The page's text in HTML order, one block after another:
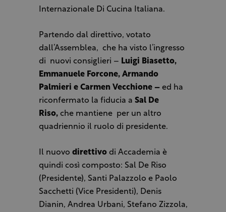
Internazionale Di Cucina Italiana.
Partendo dal direttivo, votato
dall’Assemblea, che ha visto l’ingresso
di nuovi consiglieri – Luigi Biasetto,
Emmanuele Forcone, Armando
Palmieri e Carmen Vecchione – ed ha
riconfermato la fiducia a Sal De
Riso,che mantiene per un altro
quadriennio il ruolo di presidente.
Il nuovo direttivodi Accademia è
quindi così composto: Sal De Riso
(Presidente), Santi Palazzolo e Paolo
Sacchetti (Vice Presidenti), Denis
Dianin, Andrea Urbani, Stefano Zizzola,